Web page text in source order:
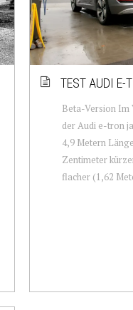
TEST AUDI E-
Beta-Version Im
der Audi e-tron
4,9 Metern
Zentimeter
flacher (1,62